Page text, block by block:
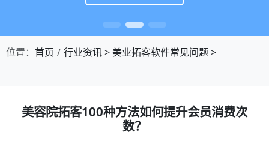
位置： 首页 行业资讯>美业拓客软件常见问题>
美容院拓客100种方法如何提升会员消费次
数？